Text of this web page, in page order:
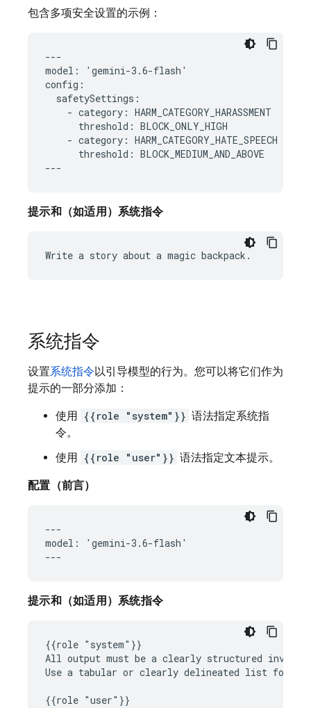
包含多项安全设置的示例：
---
model: 'gemini-3.6-flash'
config:
  safetySettings:
    - category: HARM_CATEGORY_HARASSMENT
      threshold: BLOCK_ONLY_HIGH
    - category: HARM_CATEGORY_HATE_SPEECH
      threshold: BLOCK_MEDIUM_AND_ABOVE
提示和（如适用）系统指令
系统指令
设置系统指令以引导模型的行为。您可以将它们作为
提示的一部分添加：
使用 {{role "system"}} 语法指定系统指
令。
使用 {{role "user"}} 语法指定文本提示。
配置（前言）
---
model: 'gemini-3.6-flash'
提示和（如适用）系统指令
{{role "system"}}
All output must be a clearly structured invoice
Use a tabular or clearly delineated list
{{role "user"}}